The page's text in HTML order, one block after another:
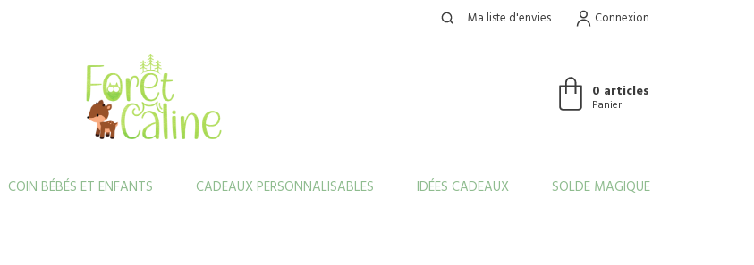
Ma liste d'envies Connexion
0 articles
Panier
COIN BÉBÉS ET ENFANTS CADEAUX PERSONNALISABLES IDÉES CADEAUX SOLDE MAGIQUE